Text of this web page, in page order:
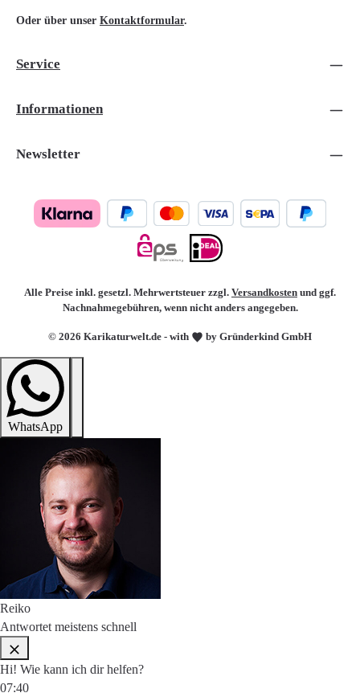
Oder über unser Kontaktformular.
Service
Informationen
Newsletter
© 2026 Karikaturwelt.de - with by Gründerkind GmbH
Alle Preise inkl. gesetzl. Mehrwertsteuer zzgl. Versandkosten und ggf.
Nachnahmegebühren, wenn nicht anders angegeben.
WhatsApp
Reiko
Antwortet meistens schnell
Hi! Wie kann ich dir helfen?
07:40